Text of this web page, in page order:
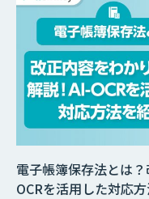
電子帳簿保存法とは
OCRを活用した対応